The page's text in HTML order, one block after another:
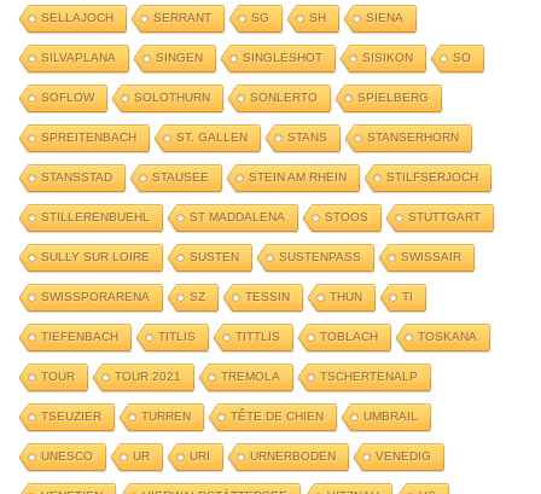
SELLAJOCH SERRANT SG SH SIENA
SILVAPLANA SINGEN SINGLESHOT SISIKON SO
SOFLOW SOLOTHURN SONLERTO SPIELBERG
SPREITENBACH ST. GALLEN STANS STANSERHORN
STANSSTAD STAUSEE STEIN AM RHEIN STILFSERJOCH
STILLERENBUEHL ST MADDALENA STOOS STUTTGART
SULLY SUR LOIRE SUSTEN SUSTENPASS SWISSAIR
SWISSPORARENA SZ TESSIN THUN TI
TIEFENBACH TITLIS TITTLIS TOBLACH TOSKANA
TOUR TOUR 2021 TREMOLA TSCHERTENALP
TSEUZIER TURREN TÊTE DE CHIEN UMBRAIL
UNESCO UR URI URNERBODEN VENEDIG